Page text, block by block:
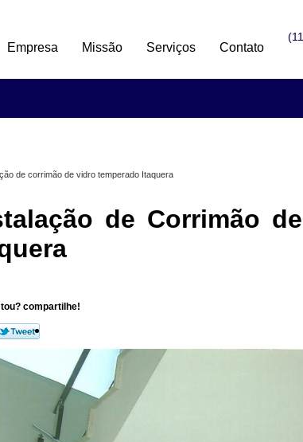
Empresa Missão Serviços Contato
de corrimão de vidro temperado Itaquera
de Corrimão
compartilhe!